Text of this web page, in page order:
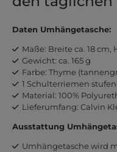
Daten Umhängetasche:
Maße: Breite ca. 18 cm,
Gewicht: ca. 165 g
Farbe: Thyme
1 Schulterriemen
Material: 100%
Lieferumfang: Calvin
Ausstattung
Umhängetasche wird